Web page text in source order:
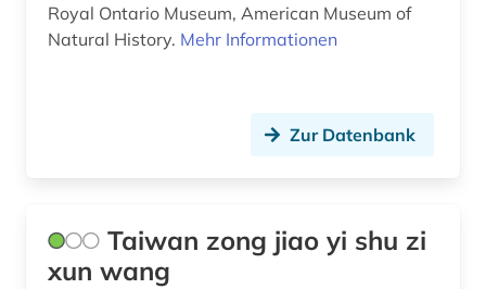
Royal Ontario Museum, American Museum of
Natural History. Mehr Informationen
Zur Datenbank
Taiwan zong jiao yi shu zi
xun wang